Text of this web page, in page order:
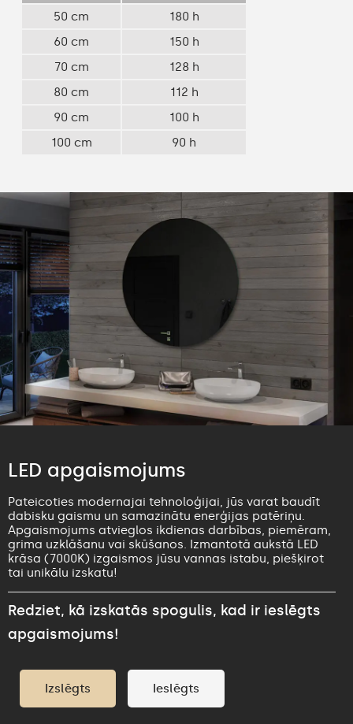
50 cm
180 h
60 cm
150 h
70 cm
128 h
80 cm
112 h
90 cm
100 h
100 cm
90 h
LED apgaismojums
Pateicoties modernajai tehnoloģijai, jūs varat baudīt
dabisku gaismu un samazinātu enerģijas patēriņu.
Apgaismojums atvieglos ikdienas darbības, piemēram,
grima uzklāšanu vai skūšanos. Izmantotā aukstā LED
krāsa (7000K) izgaismos jūsu vannas istabu, piešķirot
tai unikālu izskatu!
Redziet, kā izskatās spogulis, kad ir ieslēgts
apgaismojums!
Izslēgts Ieslēgts